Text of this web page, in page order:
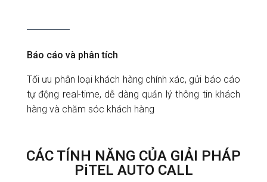
Báo cáo và phân tích
Tối ưu phân loại khách hàng chính xác, gửi báo cáo
tự động real-time, dễ dàng quản lý thông tin khách
hàng và chăm sóc khách hàng
CÁC TÍNH NĂNG CỦA GIẢI PHÁP
PiTEL AUTO CALL